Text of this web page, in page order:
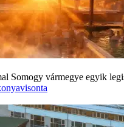
Somogy vármegye egyik